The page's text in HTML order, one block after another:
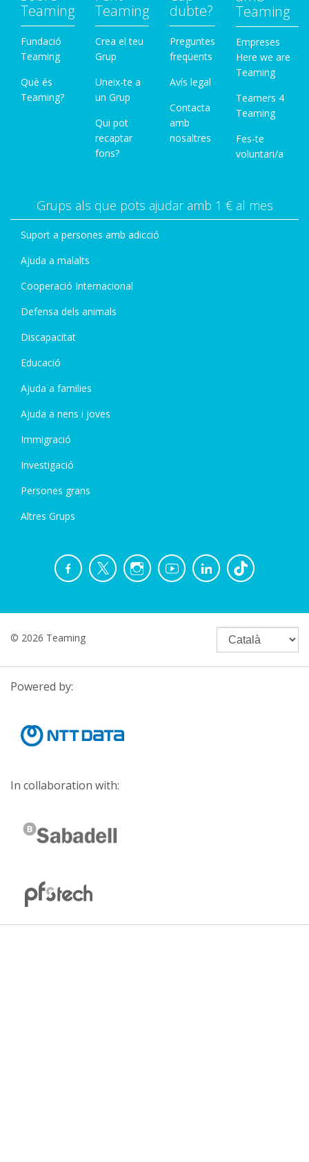
Teaming
Fundació
Teaming
Què és
Teaming?
Teaming
Crea el teu
Grup
Uneix-te a
un Grup
Qui pot
recaptar
fons?
dubte?
Preguntes
freqüents
Avís legal
Contacta
amb
nosaltres
Teaming
Empreses
Here we are
Teaming
Teamers 4
Teaming
Fes-te
voluntari/a
Grups als que pots ajudar amb 1 € al mes
Suport a persones amb adicció
Ajuda a malalts
Cooperació Internacional
Defensa dels animals
Discapacitat
Educació
Ajuda a families
Ajuda a nens i joves
Immigració
Investigació
Persones grans
Altres Grups
© 2026 Teaming
Powered by:
In collaboration with: